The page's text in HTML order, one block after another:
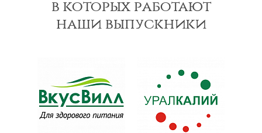
в которых работают
наши выпускники